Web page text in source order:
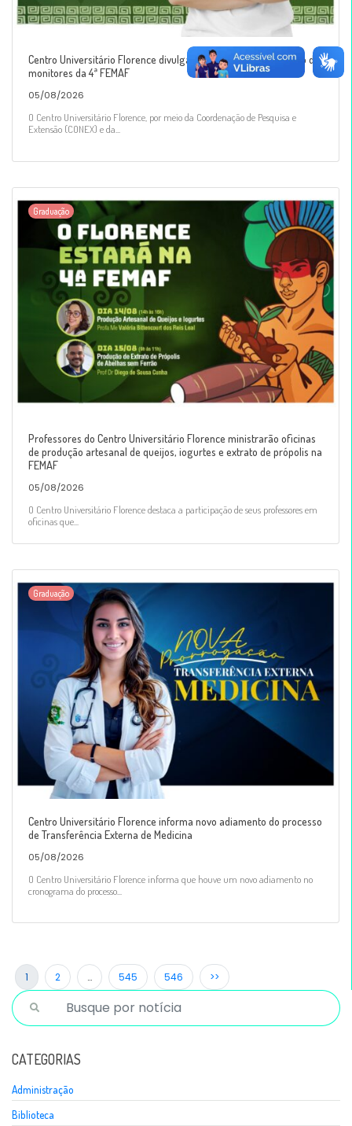
Centro Universitário Florence divulga resultado final da seleção de
monitores da 4ª FEMAF
05/08/2026
O Centro Universitário Florence, por meio da Coordenação de Pesquisa e
Extensão (CONEX) e da...
Graduação
Professores do Centro Universitário Florence ministrarão oficinas
de produção artesanal de queijos, iogurtes e extrato de própolis na
FEMAF
05/08/2026
O Centro Universitário Florence destaca a participação de seus professores em
oficinas que...
Graduação
Centro Universitário Florence informa novo adiamento do processo
de Transferência Externa de Medicina
05/08/2026
O Centro Universitário Florence informa que houve um novo adiamento no
cronograma do processo...
1 2 … 545 546 >>
CATEGORIAS
Administração
Biblioteca